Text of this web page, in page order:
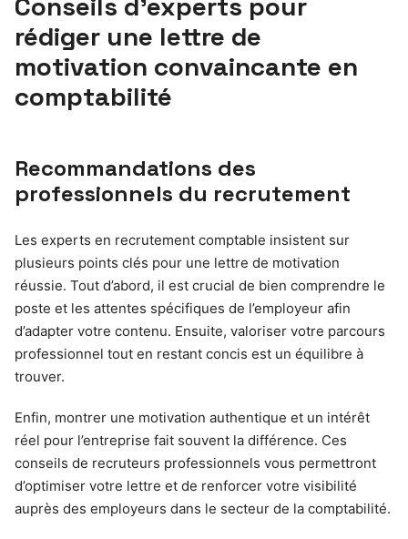
rédiger une lettre de
motivation convaincante en
comptabilité
Recommandations des
professionnels du recrutement
Les experts en recrutement comptable insistent sur
plusieurs points clés pour une lettre de motivation
réussie. Tout d’abord, il est crucial de bien comprendre le
poste et les attentes spécifiques de l’employeur afin
d’adapter votre contenu. Ensuite, valoriser votre parcours
professionnel tout en restant concis est un équilibre à
trouver.
Enfin, montrer une motivation authentique et un intérêt
réel pour l’entreprise fait souvent la différence. Ces
conseils de recruteurs professionnels vous permettront
d’optimiser votre lettre et de renforcer votre visibilité
auprès des employeurs dans le secteur de la comptabilité.